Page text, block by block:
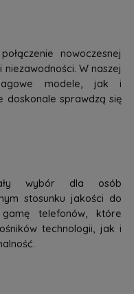
nowoczesnej
W naszej
modele, jak i
doskonale sprawdzą się
wybór dla osób
stosunku jakości do
telefonów, które
technologii, jak i